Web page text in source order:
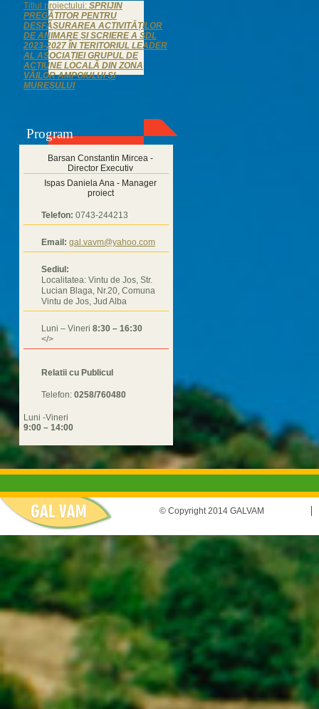
Titlul proiectului: SPRIJIN
PREGĂTITOR PENTRU
DESFĂȘURAREA ACTIVITĂȚILOR
DE ANIMARE ȘI SCRIERE A SDL
2023-2027 ÎN TERITORIUL LEADER
AL ASOCIAȚIEI GRUPUL DE
ACȚIUNE LOCALĂ DIN ZONA
VĂILOR AMPOIULUI ȘI
MUREȘULUI
Program
Barsan Constantin Mircea -
Director Executiv
Ispas Daniela Ana - Manager
proiect
Telefon: 0743-244213
Email: gal.vavm@yahoo.com
Sediul:
Localitatea: Vintu de Jos, Str.
Lucian Blaga, Nr.20, Comuna
Vintu de Jos, Jud Alba
Luni – Vineri 8:30 – 16:30
</>
Relatii cu Publicul
Telefon: 0258/760480
Luni -Vineri
9:00 – 14:00
© Copyright 2014 GALVAM